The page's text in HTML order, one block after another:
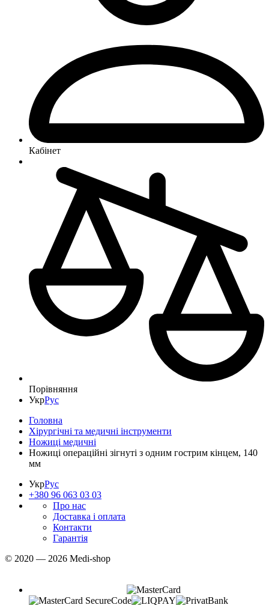
Кабінет
Порівняння
УкрРус
Головна
Хірургічні та медичні інструменти
Ножиці медичні
Ножиці операційні зігнуті з одним гострим кінцем, 140
мм
УкрРус
+380 96 063 03 03
Про нас
Доставка і оплата
Контакти
Гарантія
© 2020 — 2026 Medi-shop